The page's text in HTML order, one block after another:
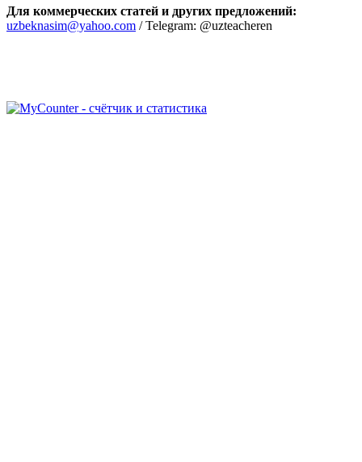
Для коммерческих статей и других предложений:
uzbeknasim@yahoo.com / Telegram: @uzteacheren